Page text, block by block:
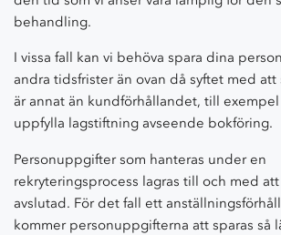
behandling.
I vissa fall kan vi behöva spara dina
andra tidsfrister än ovan då syftet med
är annat än kundförhållandet, till exempel
uppfylla lagstiftning avseende bokföring.
Personuppgifter som hanteras under en
rekryteringsprocess lagras till och med
avslutad. För det fall ett
kommer personuppgifterna att sparas så